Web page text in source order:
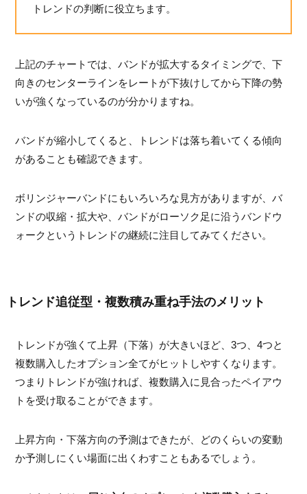
トレンドの判断に役立ちます。
上記のチャートでは、バンドが拡大するタイミングで、下
向きのセンターラインをレートが下抜けしてから下降の勢
いが強くなっているのが分かりますね。
バンドが縮小してくると、トレンドは落ち着いてくる傾向
があることも確認できます。
ボリンジャーバンドにもいろいろな見方がありますが、バ
ンドの収縮・拡大や、バンドがローソク足に沿うバンドウ
ォークというトレンドの継続に注目してみてください。
トレンド追従型・複数積み重ね手法のメリット
トレンドが強くて上昇（下落）が大きいほど、3つ、4つと
複数購入したオプション全てがヒットしやすくなります。
つまりトレンドが強ければ、複数購入に見合ったペイアウ
トを受け取ることができます。
上昇方向・下落方向の予測はできたが、どのくらいの変動
か予測しにくい場面に出くわすこともあるでしょう。